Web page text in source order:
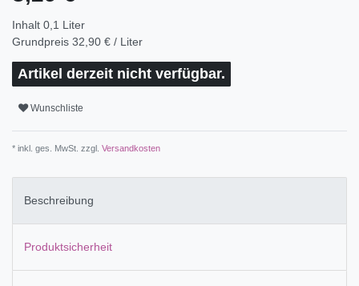
Inhalt 0,1 Liter
Grundpreis 32,90 € / Liter
Artikel derzeit nicht verfügbar.
Wunschliste
* inkl. ges. MwSt. zzgl. Versandkosten
Beschreibung
Produktsicherheit